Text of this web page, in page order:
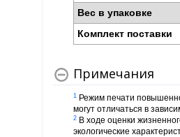
Вес в упаковке
Комплект поставки
Примечания
1
Режим печати
могут отличаться в
2 В ходе оценки
экологические